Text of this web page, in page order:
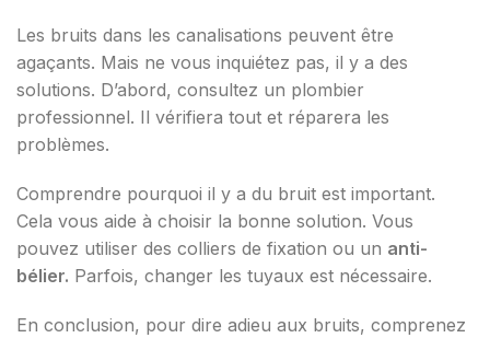
Les bruits dans les canalisations peuvent être
agaçants. Mais ne vous inquiétez pas, il y a des
solutions. D’abord, consultez un plombier
professionnel. Il vérifiera tout et réparera les
problèmes.
Comprendre pourquoi il y a du bruit est important.
Cela vous aide à choisir la bonne solution. Vous
pouvez utiliser des colliers de fixation ou un anti-
bélier. Parfois, changer les tuyaux est nécessaire.
En conclusion, pour dire adieu aux bruits, comprenez